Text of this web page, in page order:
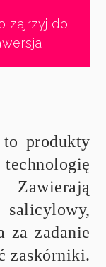
zajrzyj do
produkty
salicylowy,
za zadanie
zaskórniki.